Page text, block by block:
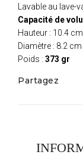
Lavable au
Capacité de
Hauteur : 10.4 cm
Diamètre : 8.2 cm
Poids : 373 gr
Partagez